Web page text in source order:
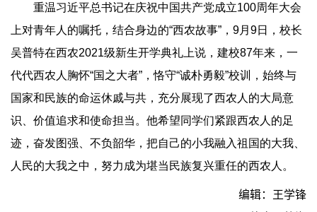
重温习近平总书记在庆祝中国共产党成立100周年大会
上对青年人的嘱托，结合身边的“西农故事”，9月9日，校长
吴普特在西农2021级新生开学典礼上说，建校87年来，一
代代西农人胸怀“国之大者”，恪守“诚朴勇毅”校训，始终与
国家和民族的命运休戚与共，充分展现了西农人的大局意
识、价值追求和使命担当。他希望同学们紧跟西农人的足
迹，奋发图强、不负韶华，把自己的小我融入祖国的大我、
人民的大我之中，努力成为堪当民族复兴重任的西农人。
编辑：王学锋